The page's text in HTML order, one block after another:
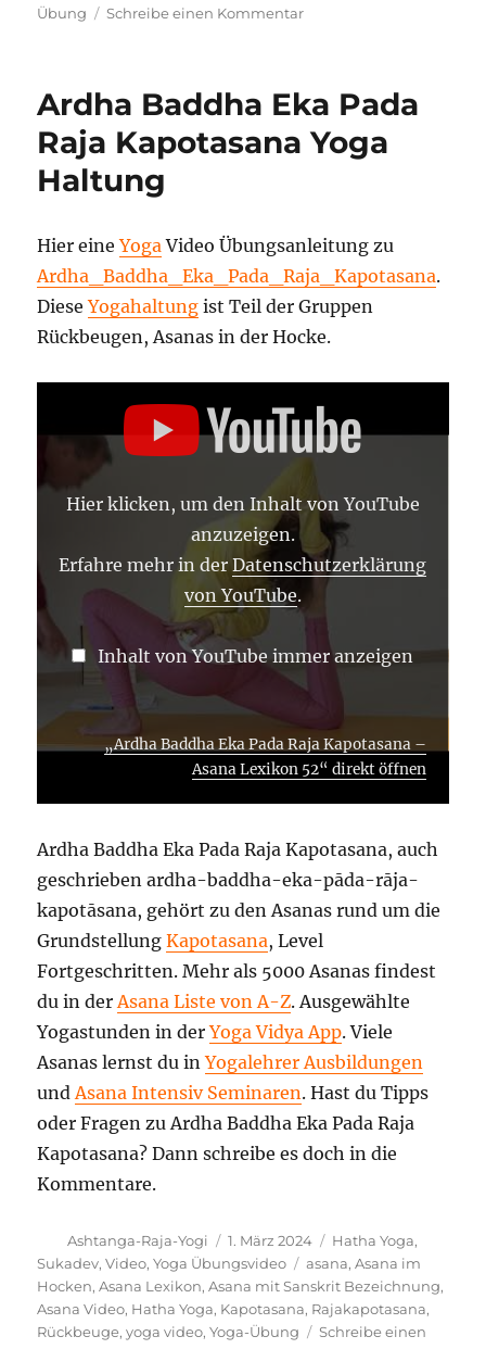
Übung
Schreibe einen Kommentarzu
Yoga
Anleitung
Ardha Baddha Eka Pada
Raja Kapotasana Yoga
Haltung
Hier eineYoga Video Übungsanleitung zu
Ardha_Baddha_Eka_Pada_Raja_Kapotasana.
DieseYogahaltung ist Teil der Gruppen
Rückbeugen, Asanas in der Hocke.
„ARDHA
PADA
KAPOTASANA
–
ASANA
VON
YOUTUBE
ANZEIGEN
Hier klicken, um den Inhalt von YouTube
anzuzeigen.
Erfahre mehr in derDatenschutzerklärung
von YouTube.
Inhalt von YouTube immer anzeigen
„Ardha Baddha Eka Pada Raja Kapotasana –
Asana Lexikon 52“ direkt öffnen
Ardha Baddha Eka Pada Raja Kapotasana, auch
geschrieben ardha-baddha-eka-pāda-rāja-
kapotāsana, gehört zu den Asanas rund um die
GrundstellungKapotasana, Level
Fortgeschritten. Mehr als 5000 Asanas findest
du in der Asana Liste von A-Z. Ausgewählte
Yogastunden in derYoga Vidya App. Viele
Asanas lernst du inYogalehrer Ausbildungen
und Asana Intensiv Seminaren. Hast du Tipps
oder Fragen zu Ardha Baddha Eka Pada Raja
Kapotasana? Dann schreibe es doch in die
Kommentare.
Autor
Ashtanga-Raja-Yogi
Veröffentlicht
am
1. März 2024 Kategorien
Hatha Yoga,
Sukadev,Video,Yoga Übungsvideo Schlagwörter
asana,Asana im
Hocken,Asana Lexikon,Asana mit Sanskrit Bezeichnung,
Asana Video, Hatha Yoga, Kapotasana, Rajakapotasana,
Rückbeuge,yoga video,Yoga-Übung
Schreibe einen